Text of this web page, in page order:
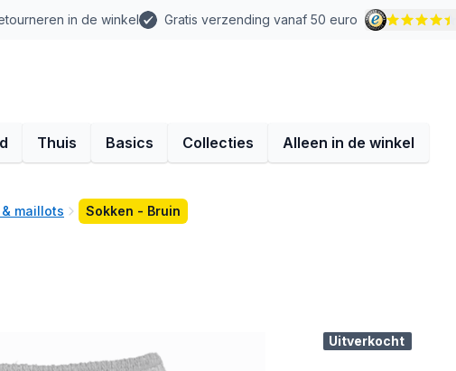
in de winkel Gratis verzending vanaf 50 euro
Thuis Basics Collecties Alleen in de winkel
maillots Sokken - Bruin
Uitverkocht